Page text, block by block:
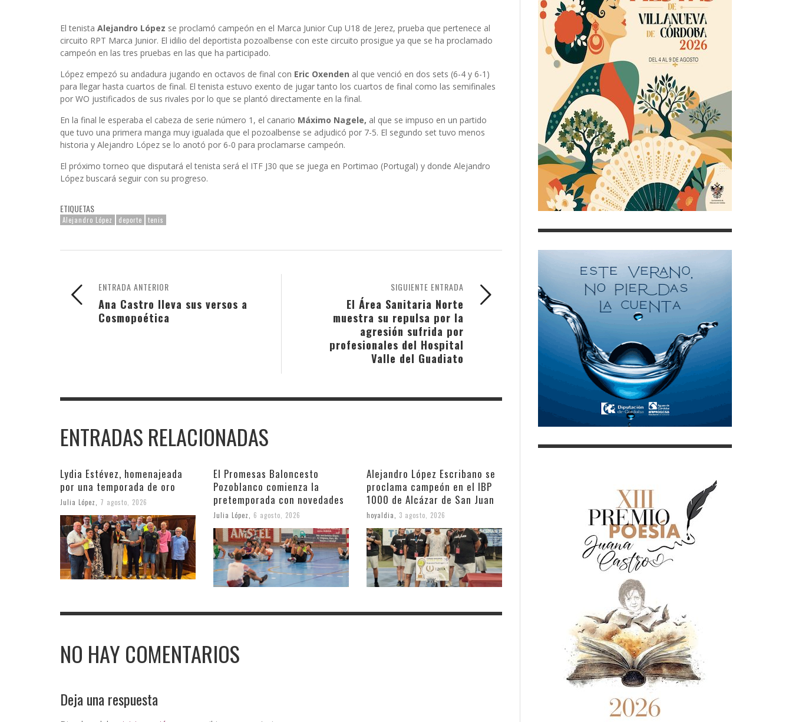
El tenista Alejandro López se proclamó campeón en el Marca Junior Cup U18 de Jerez, prueba que pertenece al
circuito RPT Marca Junior. El idilio del deportista pozoalbense con este circuito prosigue ya que se ha proclamado
campeón en las tres pruebas en las que ha participado.
López empezó su andadura jugando en octavos de final con Eric Oxenden al que venció en dos sets (6-4 y 6-1)
para llegar hasta cuartos de final. El tenista estuvo exento de jugar tanto los cuartos de final como las semifinales
por WO justificados de sus rivales por lo que se plantó directamente en la final.
En la final le esperaba el cabeza de serie número 1, el canario Máximo Nagele, al que se impuso en un partido
que tuvo una primera manga muy igualada que el pozoalbense se adjudicó por 7-5. El segundo set tuvo menos
historia y Alejandro López se lo anotó por 6-0 para proclamarse campeón.
El próximo torneo que disputará el tenista será el ITF J30 que se juega en Portimao (Portugal) y donde Alejandro
López buscará seguir con su progreso.
ETIQUETAS
Alejandro López deporte tenis
SIGUIENTE ENTRADA
El Área Sanitaria Norte
muestra su repulsa por la
agresión sufrida por
profesionales del Hospital
Valle del Guadiato
ENTRADA ANTERIOR
Ana Castro lleva sus versos a
Cosmopoética
ENTRADAS RELACIONADAS
Lydia Estévez, homenajeada
por una temporada de oro
Julia López 7 agosto, 2026
El Promesas Baloncesto
Pozoblanco comienza la
pretemporada con novedades
Julia López 6 agosto, 2026
Alejandro López Escribano se
proclama campeón en el IBP
1000 de Alcázar de San Juan
hoyaldia 3 agosto, 2026
NO HAY COMENTARIOS
Deja una respuesta